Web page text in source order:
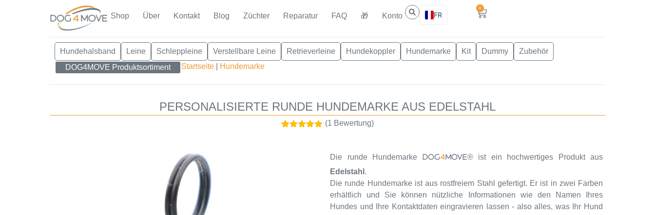
Shop Über Kontakt Blog Züchter Reparatur FAQ 🎁 Konto FR
0
Hundehalsband Leine Schleppleine Verstellbare Leine Retrieverleine Hundekoppler Hundemarke Kit Dummy
Zubehör
DOG4MOVE Produktsortiment
Startseite Hundemarke
PERSONALISIERTE RUNDE HUNDEMARKE AUS EDELSTAHL
(1 Bewertung)
Die runde Hundemarke DOG4MOVE® ist ein hochwertiges Produkt aus
Edelstahl .
Die runde Hundemarke ist aus rostfreiem Stahl gefertigt. Er ist in zwei Farben
erhältlich und Sie können nützliche Informationen wie den Namen Ihres
Hundes und Ihre Kontaktdaten eingravieren lassen - also alles, was Ihr Hund